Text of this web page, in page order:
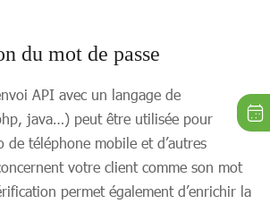
du mot de passe
API avec un langage de
java…) peut être utilisée pour
téléphone mobile et d’autres
votre client comme son mot
permet également d’enrichir la